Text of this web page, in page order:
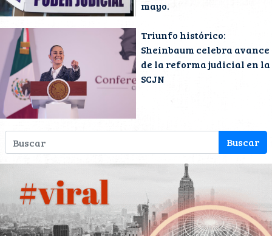
mayo.
Triunfo histórico:
Sheinbaum celebra avance
de la reforma judicial en la
SCJN